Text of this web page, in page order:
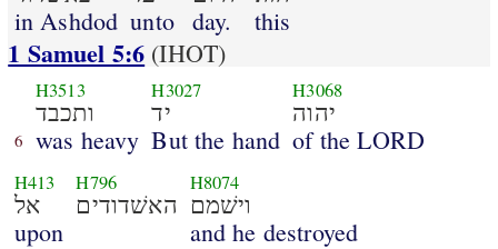
in Ashdod unto day. this
1 Samuel 5:6 (IHOT)
6
H3513
ותכבד
was heavy
H3027
יד
But the hand
H3068
יהוה
of the LORD
H413
אל
upon
H796
האשׁדודים
H8074
וישׁמם
and he destroyed